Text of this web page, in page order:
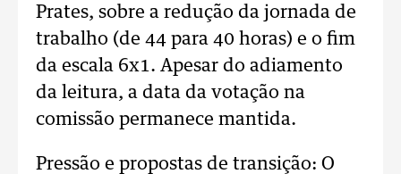
Prates, sobre a redução da jornada de
trabalho (de 44 para 40 horas) e o fim
da escala 6x1. Apesar do adiamento
da leitura, a data da votação na
comissão permanece mantida.
Pressão e propostas de transição: O